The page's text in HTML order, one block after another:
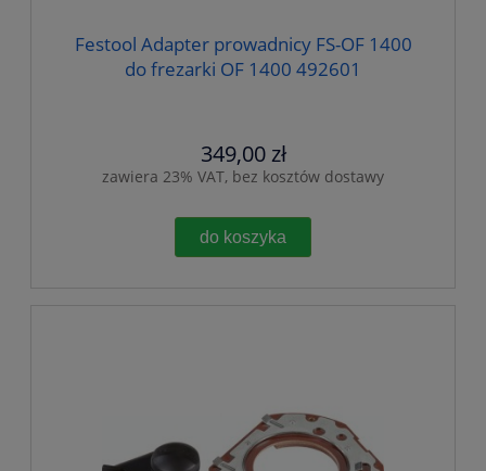
Festool Adapter prowadnicy FS-OF 1400
do frezarki OF 1400 492601
349,00 zł
zawiera 23% VAT, bez kosztów dostawy
do koszyka